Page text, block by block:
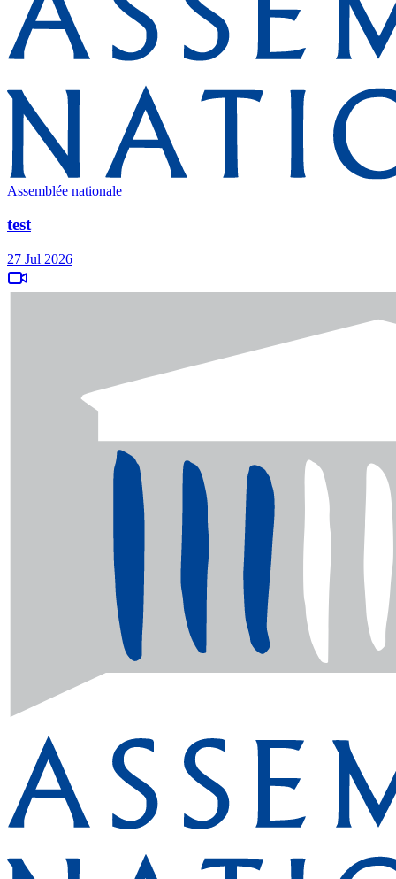
Assemblée nationale
test
27 Jul 2026